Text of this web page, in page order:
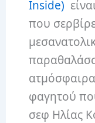
Inside)
που
φαγητού
σεφ Ηλίας